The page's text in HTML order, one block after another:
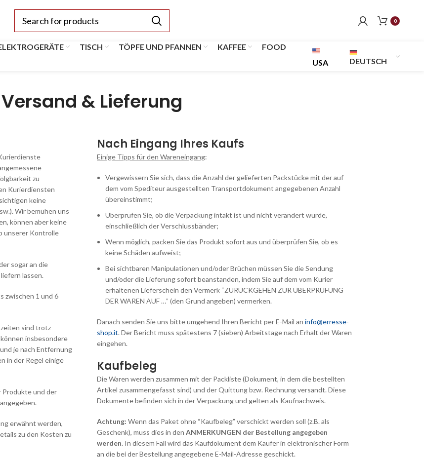
0
TISCH TÖPFE UND PFANNEN KAFFEE FOOD
USA DEUTSCH
Versand & Lieferung
zu
Kurierdiensten
keine
Wir bemühen uns
können aber keine
unserer Kontrolle
sogar an die
lassen.
zwischen 1 und 6
sind trotz
insbesondere
je nach Entfernung
in der Regel einige
Produkte und der
erwähnt werden,
zu den Kosten zu
Nach Eingang Ihres Kaufs
Einige Tipps für den Wareneingang:
Vergewissern Sie sich, dass die Anzahl der gelieferten Packstücke mit der auf
dem vom Spediteur ausgestellten Transportdokument angegebenen Anzahl
übereinstimmt;
Überprüfen Sie, ob die Verpackung intakt ist und nicht verändert wurde,
einschließlich der Verschlussbänder;
Wenn möglich, packen Sie das Produkt sofort aus und überprüfen Sie, ob es
keine Schäden aufweist;
Bei sichtbaren Manipulationen und/oder Brüchen müssen Sie die Sendung
und/oder die Lieferung sofort beanstanden, indem Sie auf dem vom Kurier
erhaltenen Lieferschein den Vermerk “ZURÜCKGEHEN ZUR ÜBERPRÜFUNG
DER WAREN AUF …” (den Grund angeben) vermerken.
Danach senden Sie uns bitte umgehend Ihren Bericht per E-Mail an info@erresse-
shop.it. Der Bericht muss spätestens 7 (sieben) Arbeitstage nach Erhalt der Waren
eingehen.
Kaufbeleg
Die Waren werden zusammen mit der Packliste (Dokument, in dem die bestellten
Artikel zusammengefasst sind) und der Quittung bzw. Rechnung versandt. Diese
Dokumente befinden sich in der Verpackung und gelten als Kaufnachweis.
Achtung: Wenn das Paket ohne “Kaufbeleg” verschickt werden soll (z.B. als
Geschenk), muss dies in den ANMERKUNGEN der Bestellung angegeben
werden. In diesem Fall wird das Kaufdokument dem Käufer in elektronischer Form
an die bei der Bestellung angegebene E-Mail-Adresse geschickt.